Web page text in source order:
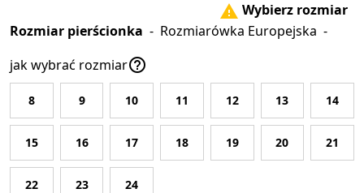
 Wybierz rozmiar
Rozmiar pierścionka - Rozmiarówka Europejska -
jak wybrać rozmiar
8 9 10 11 12 13 14
15 16 17 18 19 20 21
22 23 24